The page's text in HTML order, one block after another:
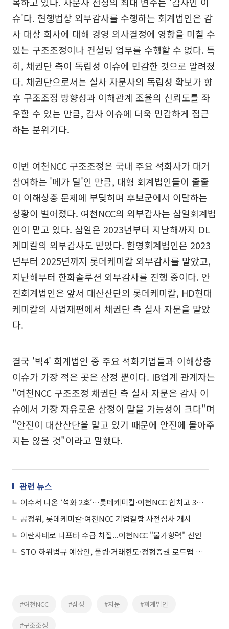
슈'다. 현행법상 외부감사를 수행하는 회계법인은 감
사 대상 회사에 대해 경영 의사결정에 영향을 미칠 수
있는 구조조정이나 컨설팅 업무를 수행할 수 없다. 특
히, 채권단 측이 독립성 이슈에 민감한 것으로 알려졌
다. 채권단으로서는 실사 자문사의 독립성 확보가 향
후 구조조정 방향성과 이해관계 조율의 신뢰도를 좌
우할 수 있는 만큼, 감사 이슈에 더욱 민감하게 접근
하는 분위기다.
이번 여천NCC 구조조정은 국내 주요 석화사가 대거
참여하는 '메가 딜'인 만큼, 대형 회계법인들이 줄줄
이 이해상충 문제에 부딪히며 후보군에서 이탈하는
상황이 벌어졌다. 여천NCC의 외부감사는 삼일회계법
인이 맡고 있다. 삼일은 2023년부터 지난해까지 DL
케미칼의 외부감사도 맡았다. 한영회계법인은 2023
년부터 2025년까지 롯데케미칼 외부감사를 맡았고,
지난해부터 한화솔루션 외부감사를 진행 중이다. 안
진회계법인은 앞서 대산산단의 롯데케미칼, HD현대
케미칼의 사업재편에서 채권단 측 실사 자문을 맡았
다.
결국 '빅4' 회계법인 중 주요 석화기업들과 이해상충
이슈가 가장 적은 곳은 삼정 뿐이다. IB업계 관계자는
"여천NCC 구조조정 채권단 측 실사 자문은 감사 이
슈에서 가장 자유로운 삼정이 맡을 가능성이 크다"며
"안진이 대산산단을 맡고 있기 때문에 안진에 몰아주
지는 않을 것"이라고 말했다.
관련 뉴스
여수서 나온 ‘석화 2호’…롯데케미칼·여천NCC 합치고 3사 공동 운영
공정위, 롯데케미칼-여천NCC 기업결합 사전심사 개시
이란사태로 나프타 수급 차질...여천NCC "불가항력" 선언
STO 하위법규 예상안, 풀링·거래한도·정형증권 로드맵 제시
#여천NCC #삼정 #자문 #회계법인
#구조조정